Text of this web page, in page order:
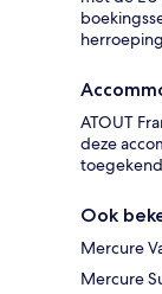
ATOUT
deze
Ook
Mercure
Mercure